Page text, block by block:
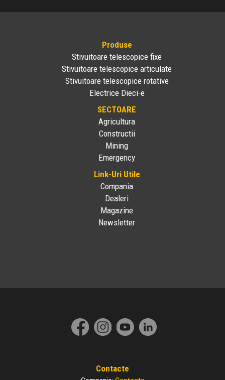
Produse
Stivuitoare telescopice fixe
Stivuitoare telescopice articulate
Stivuitoare telescopice rotative
Electrice Dieci-e
SECTOARE
Agricultura
Constructii
Mining
Emergency
Link-Uri Utile
Compania
Dealeri
Magazine
Newsletter
Contacte